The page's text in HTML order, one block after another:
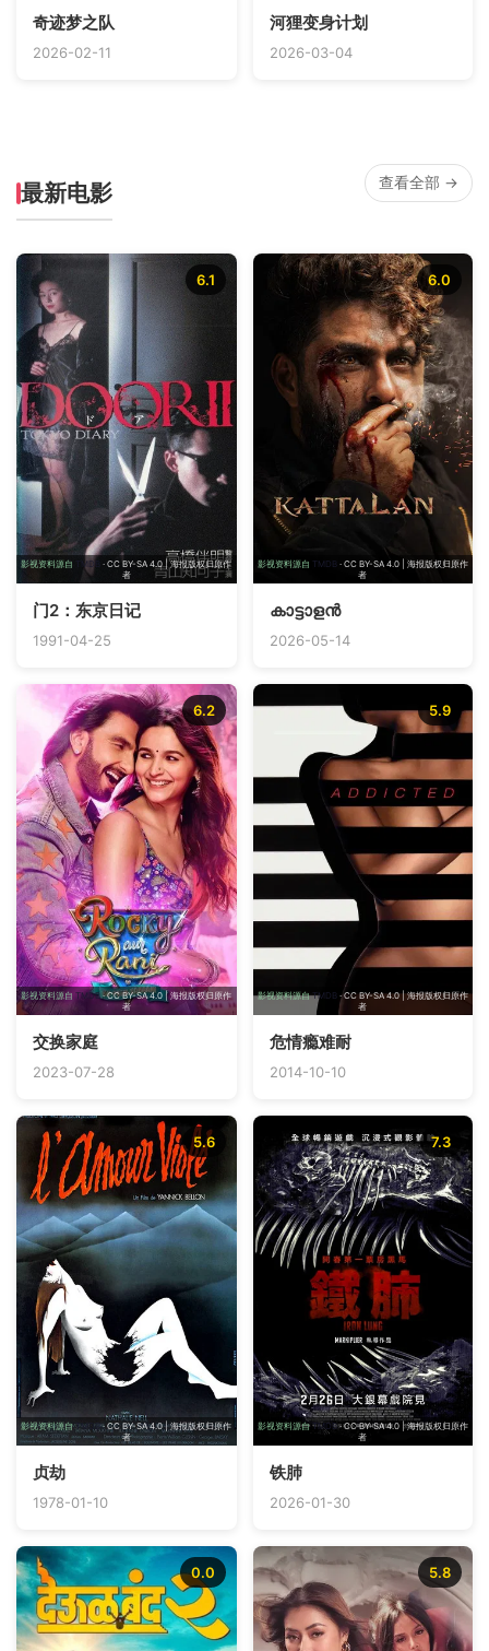
奇迹梦之队
2026-02-11
河狸变身计划
2026-03-04
最新电影 查看全部 →
影视资料源自 TMDB
· CC BY-SA 4.0 | 海报版权归原作
者
6.1
门2：东京日记
1991-04-25
影视资料源自 TMDB· CC BY-SA 4.0 | 海报版权归原作
者
6.0
കാട്ടാളൻ
2026-05-14
影视资料源自TMDB · CC BY-SA 4.0 | 海报版权归原作
者
6.2
交换家庭
2023-07-28
影视资料源自TMDB· CC BY-SA 4.0 | 海报版权归原作
者
5.9
危情瘾难耐
2014-10-10
影视资料源自TMDB· CC BY-SA 4.0 | 海报版权归原作
者
5.6
贞劫
1978-01-10
影视资料源自 TMDB· CC BY-SA 4.0 | 海报版权归原作
者
7.3
铁肺
2026-01-30
0.0 5.8